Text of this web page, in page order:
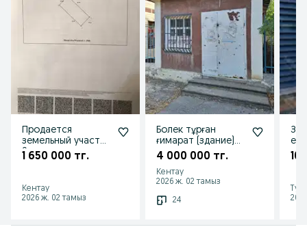
Продается
земельный участок
9 улица
1 650 000 тг.
Кентау
2026 ж. 02 тамыз
Болек тұрған
ғимарат (здание)
сатылады
4 000 000 тг.
Кентау
2026 ж. 02 тамыз
24
10